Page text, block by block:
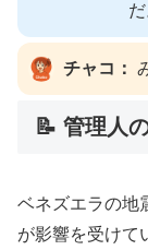
だ
チャコ：
📝 管理人
ベネズエラの地
が影響を受けて